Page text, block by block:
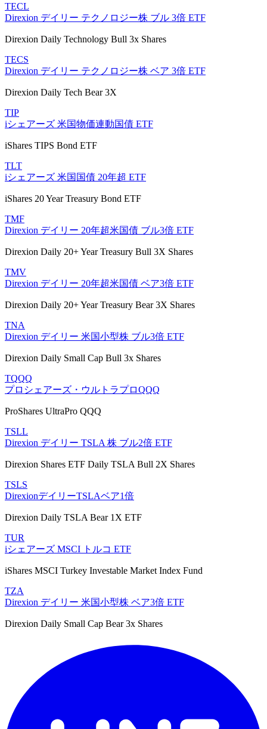
TECL
Direxion デイリー テクノロジー株 ブル 3倍 ETF
Direxion Daily Technology Bull 3x Shares
TECS
Direxion デイリー テクノロジー株 ベア 3倍 ETF
Direxion Daily Tech Bear 3X
TIP
iシェアーズ 米国物価連動国債 ETF
iShares TIPS Bond ETF
TLT
iシェアーズ 米国国債 20年超 ETF
iShares 20 Year Treasury Bond ETF
TMF
Direxion デイリー 20年超米国債 ブル3倍 ETF
Direxion Daily 20+ Year Treasury Bull 3X Shares
TMV
Direxion デイリー 20年超米国債 ベア3倍 ETF
Direxion Daily 20+ Year Treasury Bear 3X Shares
TNA
Direxion デイリー 米国小型株 ブル3倍 ETF
Direxion Daily Small Cap Bull 3x Shares
TQQQ
プロシェアーズ・ウルトラプロQQQ
ProShares UltraPro QQQ
TSLL
Direxion デイリー TSLA 株 ブル2倍 ETF
Direxion Shares ETF Daily TSLA Bull 2X Shares
TSLS
DirexionデイリーTSLAベア1倍
Direxion Daily TSLA Bear 1X ETF
TUR
iシェアーズ MSCI トルコ ETF
iShares MSCI Turkey Investable Market Index Fund
TZA
Direxion デイリー 米国小型株 ベア3倍 ETF
Direxion Daily Small Cap Bear 3x Shares